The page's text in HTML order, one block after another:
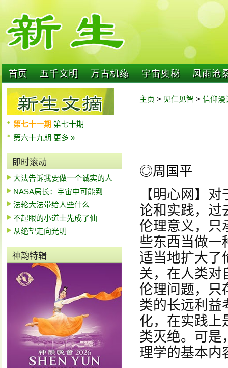
首页 五千文明 万古机缘 宇宙奥秘 风雨沧
第七十一期 第七十期
第六十九期 更多 »
即时滚动
大法告诉我要做一个诚实的人
NASA局长：宇宙中可能到
法轮大法带给人些什么
不起眼的小道士先成了仙
从绝望走向光明
神韵特辑
主页 > 见仁见智 > 信仰漫
◎周国平
【明心网】
论和实践，过
伦理意义，只
些东西当做一
适当地扩大了
关，在人类对
伦理问题，只
类的长远利益
化，在实践上
类灭绝。可是
理学的基本内